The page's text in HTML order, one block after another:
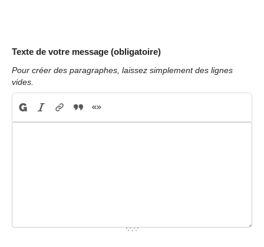
Texte de votre message (obligatoire)
Pour créer des paragraphes, laissez simplement des lignes
vides.